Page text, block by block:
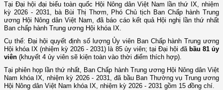
Tại Đại hội đại biểu toàn quốc Hội Nông dân Việt Nam lần thứ IX, nhiệm
kỳ 2026 - 2031, bà Bùi Thị Thơm, Phó Chủ tịch Ban Chấp hành Trung
ương Hội Nông dân Việt Nam, đã báo cáo kết quả Hội nghị lần thứ nhất
Ban chấp hành Trung ương Hội khóa IX.
Cụ thể: Đại hội quyết định số lượng Ủy viên Ban Chấp hành Trung ương
Hội khóa IX (nhiệm kỳ 2026 - 2031) là 85 ủy viên; tại Đại hội đã bầu 81 ủy
viên (khuyết 4 ủy viên sẽ kiện toàn vào thời điểm thích hợp).
Tại phiên họp lần thứ nhất, Ban Chấp hành Trung ương Hội Nông dân Việt
Nam khóa IX, nhiệm kỳ 2026 - 2031, đã bầu Ban Thường vụ Trung ương
Hội Nông dân Việt Nam khóa IX, nhiệm kỳ 2026 - 2031 gồm 15 đồng chí.